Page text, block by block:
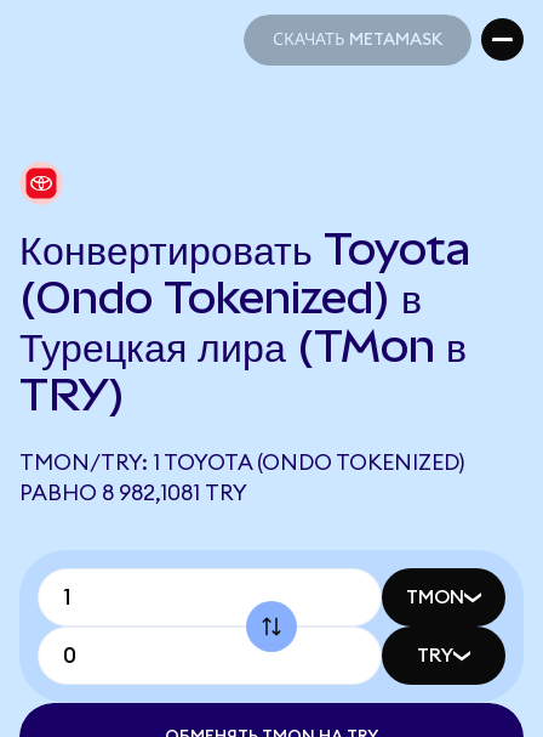
СКАЧАТЬ METAMASK
Конвертировать Toyota
(Ondo Tokenized) в
Турецкая лира (TMon в
TRY)
TMON/TRY: 1 TOYOTA (ONDO TOKENIZED)
РАВНО 8 982,1081 TRY
TMON
TRY